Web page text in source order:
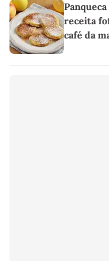
receita
café da